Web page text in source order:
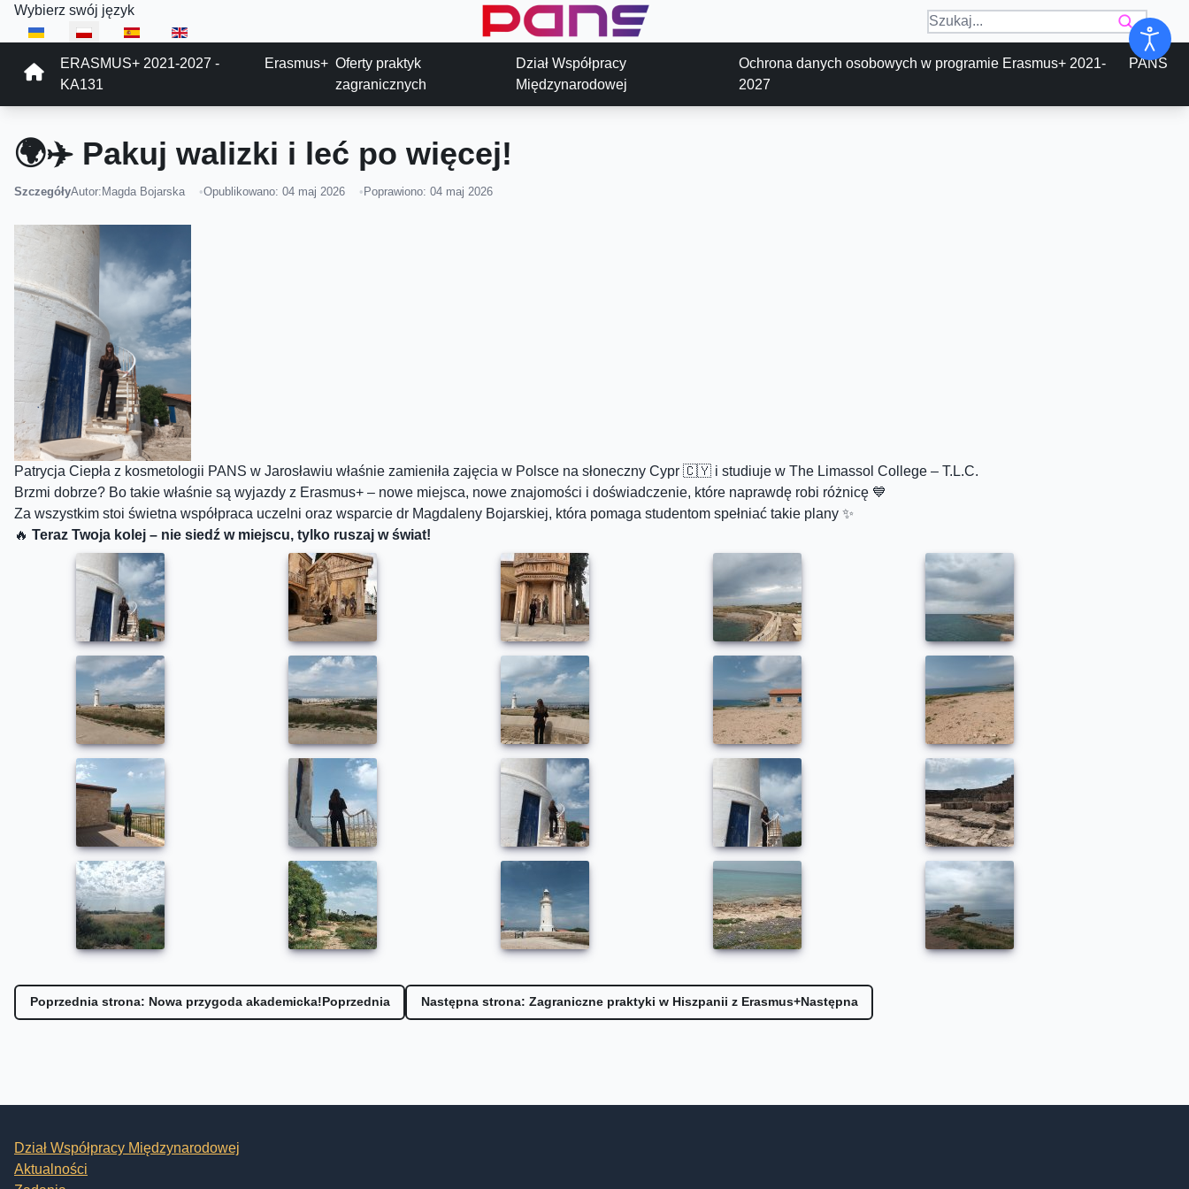
Wybierz swój język
ERASMUS+ 2021-2027 -
KA131
Erasmus+ Oferty praktyk
zagranicznych
Dział Współpracy
Międzynarodowej
Ochrona danych osobowych w programie Erasmus+ 2021-
2027
PANS
🌍✈️ Pakuj walizki i leć po więcej!
SzczegółyAutor: Magda Bojarska Opublikowano: 04 maj 2026 Poprawiono: 04 maj 2026
Patrycja Ciepła z kosmetologii PANS w Jarosławiu właśnie zamieniła zajęcia w Polsce na słoneczny Cypr 🇨🇾 i studiuje w The Limassol College – T.L.C.
Brzmi dobrze? Bo takie właśnie są wyjazdy z Erasmus+ – nowe miejsca, nowe znajomości i doświadczenie, które naprawdę robi różnicę 💙
Za wszystkim stoi świetna współpraca uczelni oraz wsparcie dr Magdaleny Bojarskiej, która pomaga studentom spełniać takie plany ✨
🔥 Teraz Twoja kolej – nie siedź w miejscu, tylko ruszaj w świat!
Poprzednia strona: Nowa przygoda akademicka!Poprzednia Następna strona: Zagraniczne praktyki w Hiszpanii z Erasmus+Następna
Dział Współpracy Międzynarodowej
Aktualności